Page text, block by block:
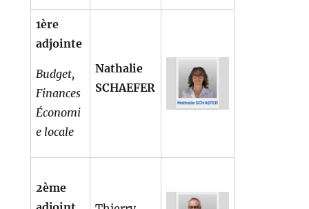
1ère
adjointe
Budget,
Finances
Économi
e locale
Nathalie
SCHAEFER
2ème